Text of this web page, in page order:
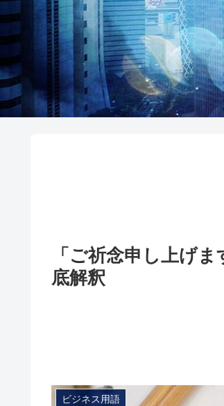
「ご祈念申し上げ
底解釈
ビジネス用語